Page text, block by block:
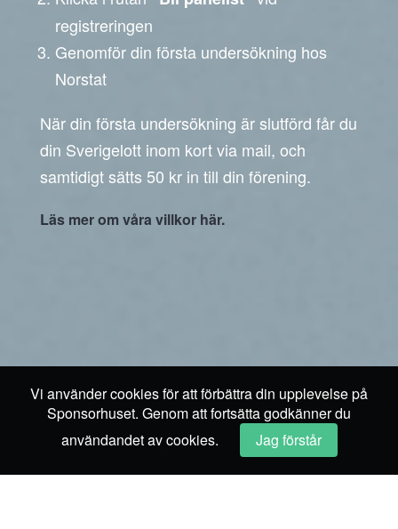
registreringen
Genomför din första undersökning hos
Norstat
När din första undersökning är slutförd får du
din Sverigelott inom kort via mail, och
samtidigt sätts 50 kr in till din förening.
Läs mer om våra villkor här.
Vi använder cookies för att förbättra din upplevelse på
Sponsorhuset. Genom att fortsätta godkänner du
användandet av cookies.
Jag förstår